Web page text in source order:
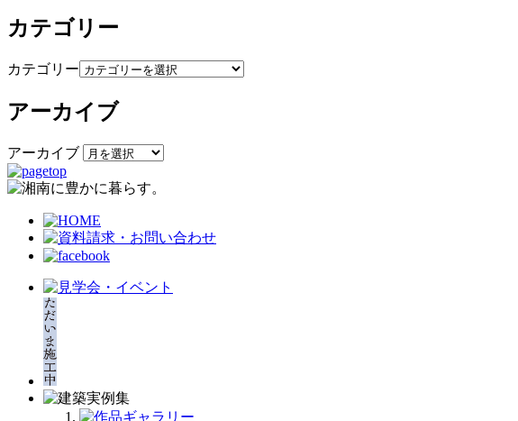
カテゴリー
カテゴリー
アーカイブ
アーカイブ